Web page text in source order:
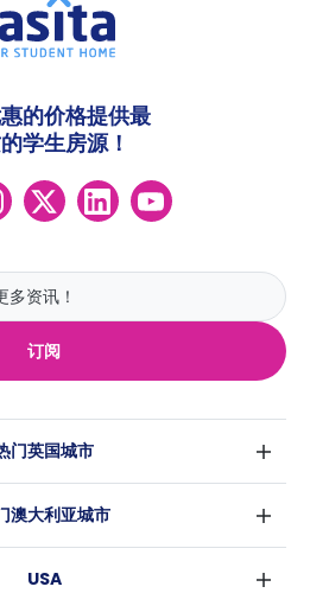
订阅
的价格提供最
学生房源！
门英国城市
伦敦
澳大利亚城市
USA